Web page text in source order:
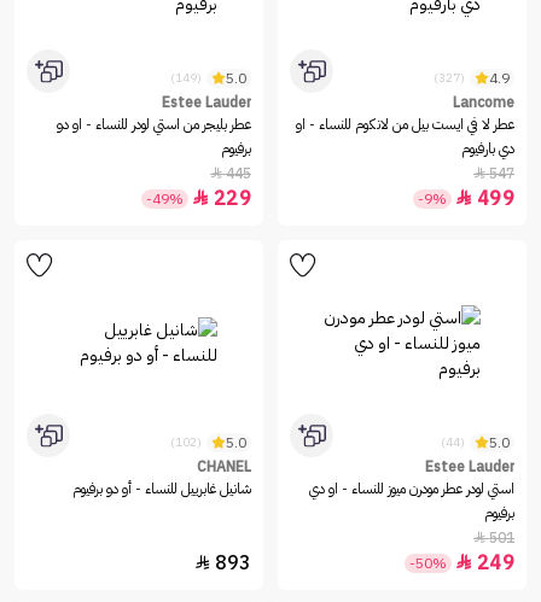
4.9
(327)
Lancome
عطر لا في ايست بيل من لانكوم للنساء - او
دي بارفيوم
547

499

-9%
5.0
(149)
Estee Lauder
عطر بليجر من استي لودر للنساء - او دو
برفيوم
445

229

-49%
5.0
(44)
Estee Lauder
استي لودر عطر مودرن ميوز للنساء - او دي
برفيوم
501

249

-50%
5.0
(102)
CHANEL
شانيل غابرييل للنساء - أو دو برفيوم
893
